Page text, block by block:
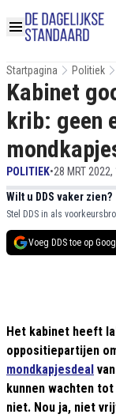
Startpagina Politiek
Kabinet
krib: geen
POLITIEK•28 MRT 2022,
Wilt u DDS vaker zien?
Stel DDS in als
Voeg DDS toe op
Het kabinet heeft
oppositiepartijen
mondkapjesdeal
kunnen wachten
niet. Nou ja, niet